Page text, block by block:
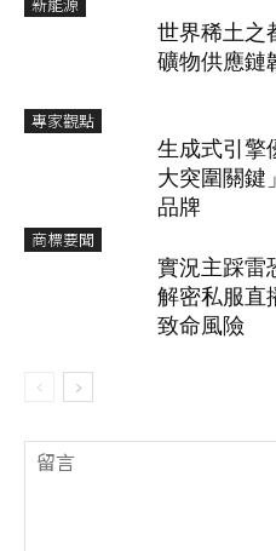
新能源
世界稀土之
礦物供應鏈
專家觀點
生成式引擎
大突圍關鍵
品牌
商標要聞
實況主踩雷
解密私服直
致命風險